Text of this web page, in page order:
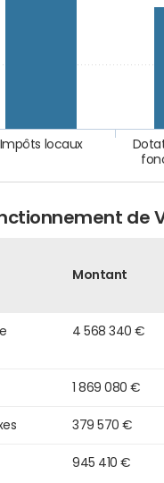
Impôts locaux
de
Montant
4 568 340 €
1 869 080 €
379 570 €
945 410 €